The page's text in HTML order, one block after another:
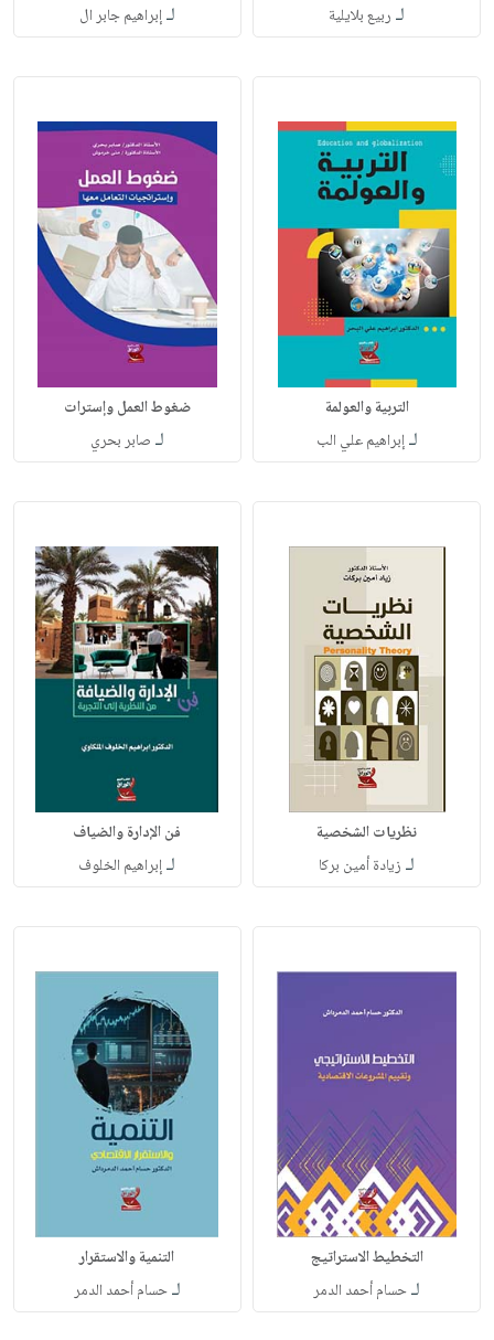
لـ ربيع بلايلية لـإبراهيم جابر ال
التربية والعولمة
لـإبراهيم علي الب
ضغوط العمل وإسترات
لـ صابر بحري
نظريات الشخصية
لـ زيادة أمين بركا
فن الإدارة والضياف
لـإبراهيم الخلوف
التخطيط الاستراتيج
لـحسام أحمد الدمر
التنمية والاستقرار
لـحسام أحمد الدمر